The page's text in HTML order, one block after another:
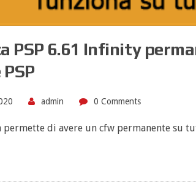
PSP 6.61 Infinity
admin 0 Comments
permette di avere un cfw permanente su